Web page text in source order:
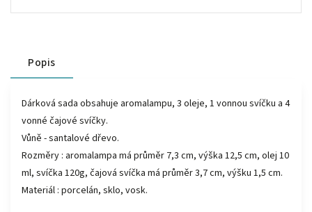
Popis
Dárková sada obsahuje aromalampu, 3 oleje, 1 vonnou svíčku a 4
vonné čajové svíčky.
Vůně - santalové dřevo.
Rozměry : aromalampa má průměr 7,3 cm, výška 12,5 cm, olej 10
ml, svíčka 120g, čajová svíčka má průměr 3,7 cm, výšku 1,5 cm.
Materiál : porcelán, sklo, vosk.